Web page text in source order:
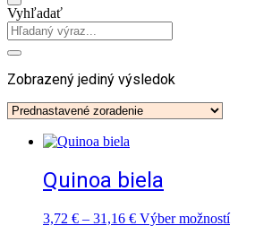
Vyhľadať
Zobrazený jediný výsledok
Quinoa biela
3,72 € – 31,16 €Price
Výber možnostíTento